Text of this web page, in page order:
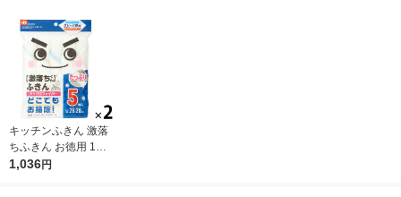
キッチンふきん 激落
ちふきん お徳用 1セ
ット（5枚入×2パッ
1,036円